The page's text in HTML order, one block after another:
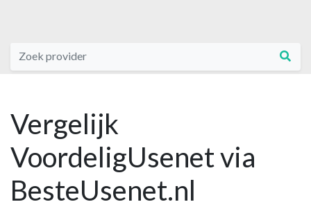
Vergelijk
VoordeligUsenet via
BesteUsenet.nl